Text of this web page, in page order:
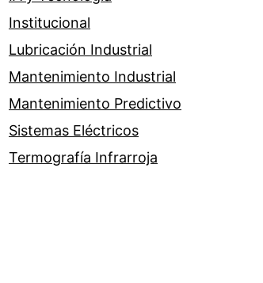
Institucional
Lubricación Industrial
Mantenimiento Industrial
Mantenimiento Predictivo
Sistemas Eléctricos
Termografía Infrarroja